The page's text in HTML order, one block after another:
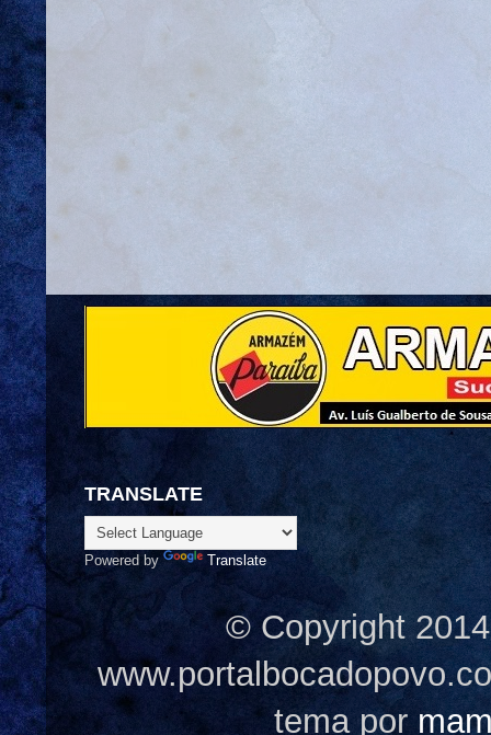
TRANSLATE
Powered by Translate
© Copyright
tema por